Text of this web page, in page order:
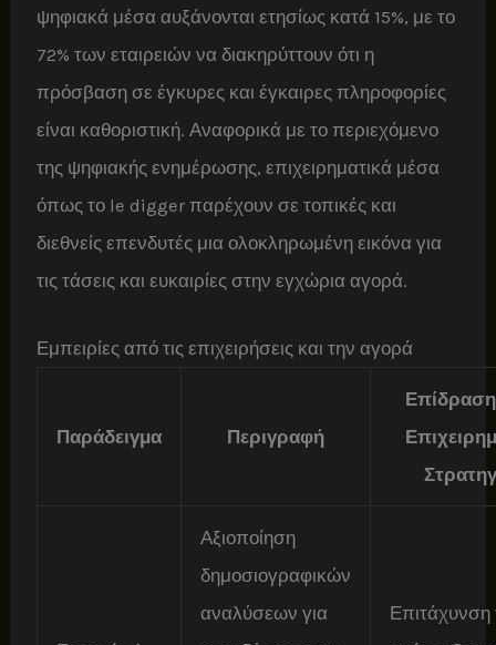
ψηφιακά μέσα αυξάνονται ετησίως κατά 15%, με το
72% των εταιρειών να διακηρύττουν ότι η
πρόσβαση σε έγκυρες και έγκαιρες πληροφορίες
είναι καθοριστική. Αναφορικά με το περιεχόμενο
της ψηφιακής ενημέρωσης, επιχειρηματικά μέσα
όπως το le digger παρέχουν σε τοπικές και
διεθνείς επενδυτές μια ολοκληρωμένη εικόνα για
τις τάσεις και ευκαιρίες στην εγχώρια αγορά.
Εμπειρίες από τις επιχειρήσεις και την αγορά
Παράδειγμα Περιγραφή
Αξιοποίηση
δημοσιογραφικών
αναλύσεων για
Επιτάχυνση